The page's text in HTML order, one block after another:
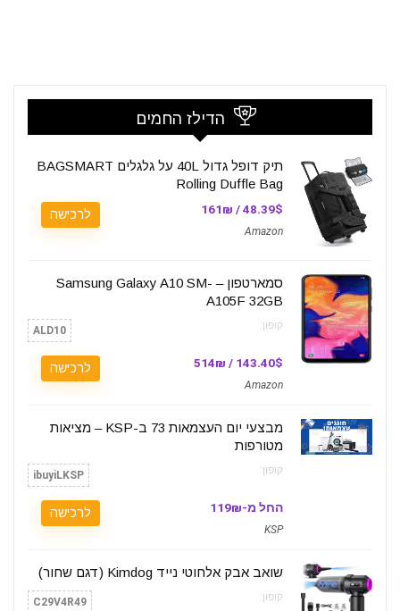
הדילז החמים
תיק דופל גדול 40L על גלגלים BAGSMART
Rolling Duffle Bag
48.39$ / 161₪
Amazon
לרכישה
סמארטפון – Samsung Galaxy A10 SM-
A105F 32GB
קופון: ALD10
143.40$ / 514₪
Amazon
לרכישה
מבצעי יום העצמאות 73 ב-KSP – מציאות
מטורפות
קופון: ibuyiLKSP
החל מ-119₪
KSP
לרכישה
שואב אבק אלחוטי נייד Kimdog (דגם שחור)
קופון: C29V4R49